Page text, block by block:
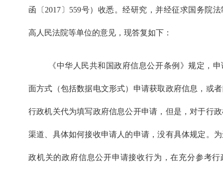
函〔2017〕559号）收悉。经研究，并经征求国务院
高人民法院等单位的意见，现答复如下：
《中华人民共和国政府信息公开条例》规定，
面方式（包括数据电文形式）申请获取政府信息，或
行政机关代为填写政府信息公开申请，但是，对于行
渠道、具体如何接收申请人的申请，没有具体规定。
政机关的政府信息公开申请接收行为，在充分参考行